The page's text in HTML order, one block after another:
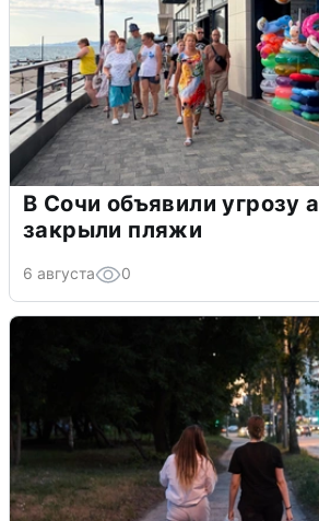
В Сочи объявили угрозу
закрыли пляжи
6 августа 0